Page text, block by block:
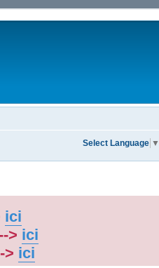
Select Language ▼
ici
> ici
> ici